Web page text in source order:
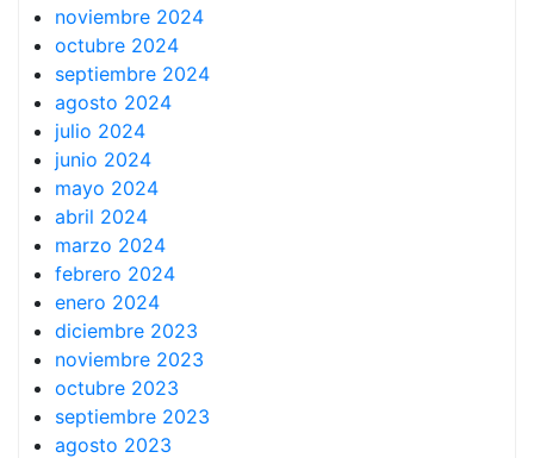
noviembre 2024
octubre 2024
septiembre 2024
agosto 2024
julio 2024
junio 2024
mayo 2024
abril 2024
marzo 2024
febrero 2024
enero 2024
diciembre 2023
noviembre 2023
octubre 2023
septiembre 2023
agosto 2023